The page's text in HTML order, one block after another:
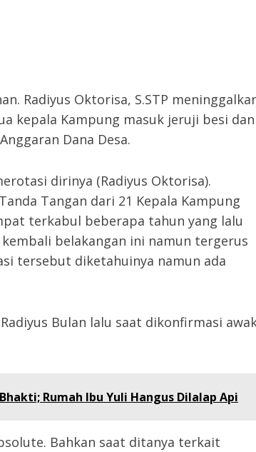
Radiyus Oktorisa, S.STP
kepala Kampung masuk jeruji besi dan
Dana Desa.
dirinya (Radiyus Oktorisa).
Tangan dari 21 Kepala Kampung
terkabul beberapa tahun yang lalu
belakangan ini namun tergerus
tersebut diketahuinya namun ada
Bulan lalu saat dikonfirmasi
Rumah Ibu Yuli Hangus Dilalap Api
Bahkan saat ditanya terkait